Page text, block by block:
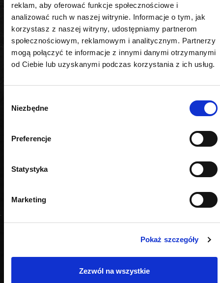
reklam, aby oferować funkcje społecznościowe i
analizować ruch w naszej witrynie. Informacje o tym, jak
korzystasz z naszej witryny, udostępniamy partnerom
społecznościowym, reklamowym i analitycznym. Partnerzy
mogą połączyć te informacje z innymi danymi otrzymanymi
od Ciebie lub uzyskanymi podczas korzystania z ich usług.
zgody
Niezbędne
Preferencje
Statystyka
Marketing
Pokaż szczegóły
Zezwól na wszystkie
PODOBNE PRODUKTY